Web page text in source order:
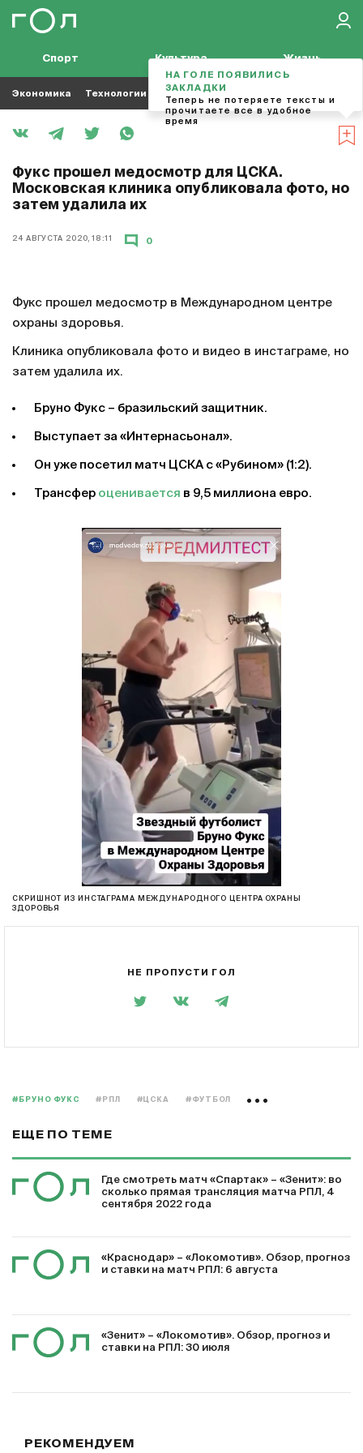
Спорт Культура Жизнь
Экономика Технологии Кино Футбол
Фукс прошел медосмотр для ЦСКА.
Московская клиника опубликовала фото, но
затем удалила их
24 АВГУСТА 2020, 18:11 0
Фукс прошел медосмотр в Международном центре
охраны здоровья.
Клиника опубликовала фото и видео в инстаграме, но
затем удалила их.
Бруно Фукс – бразильский защитник.
Выступает за «Интернасьонал».
Он уже посетил матч ЦСКА с «Рубином» (1:2).
Трансфер оценивается в 9,5 миллиона евро.
СКРИШНОТ ИЗ ИНСТАГРАМА МЕЖДУНАРОДНОГО ЦЕНТРА ОХРАНЫ
ЗДОРОВЬЯ
НЕ ПРОПУСТИ ГОЛ
#БРУНО ФУКС #РПЛ #ЦСКА #ФУТБОЛ
ЕЩЕ ПО ТЕМЕ
Где смотреть матч «Спартак» – «Зенит»: во
сколько прямая трансляция матча РПЛ, 4
сентября 2022 года
«Краснодар» – «Локомотив». Обзор, прогноз
и ставки на матч РПЛ: 6 августа
«Зенит» – «Локомотив». Обзор, прогноз и
ставки на РПЛ: 30 июля
РЕКОМЕНДУЕМ
НА ГОЛЕ ПОЯВИЛИСЬ
ЗАКЛАДКИ
Теперь не потеряете тексты и
прочитаете все в удобное
время